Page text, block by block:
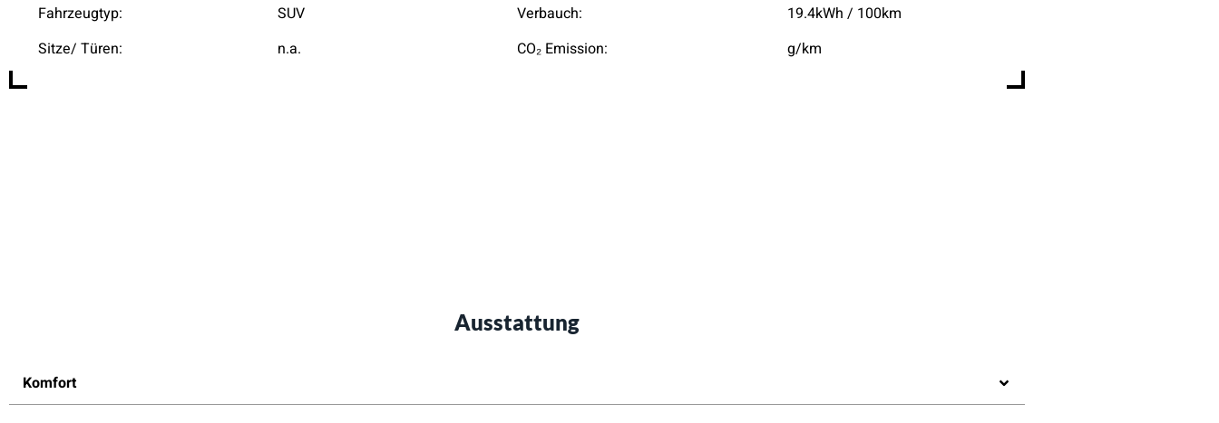
Fahrzeugtyp:
Sitze/ Türen:
SUV
n.a.
Verbauch:
CO₂ Emission:
19.4kWh / 100km
g/km
Ausstattung
Komfort